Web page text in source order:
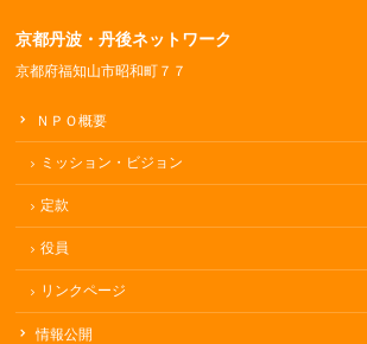
京都丹波・丹後ネットワーク
京都府福知山市昭和町７７
ＮＰＯ概要
ミッション・ビジョン
定款
役員
リンクページ
情報公開